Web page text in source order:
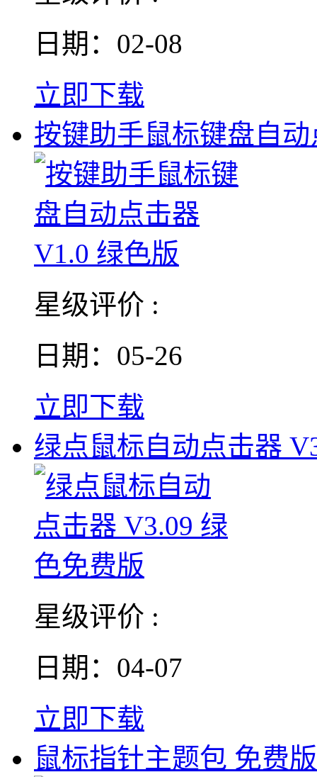
日期：02-08
立即下载
按键助手鼠标键盘自动
星级评价 :
日期：05-26
立即下载
绿点鼠标自动点击器
星级评价 :
日期：04-07
立即下载
鼠标指针主题包 免费版